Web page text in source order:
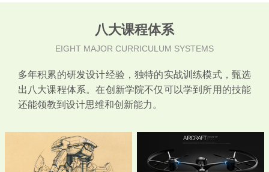
八大课程体系
EIGHT MAJOR CURRICULUM SYSTEMS
多年积累的研发设计经验，独特的实战训练模式，甄选
出八大课程体系。在创新学院不仅可以学到所用的技能
还能领教到设计思维和创新能力。